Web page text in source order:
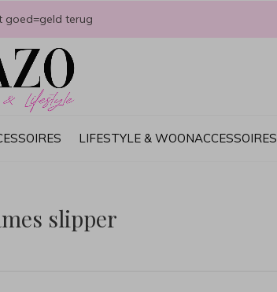
LIFESTYLE & WOONACCESSOIRES
goed=geld terug
slipper